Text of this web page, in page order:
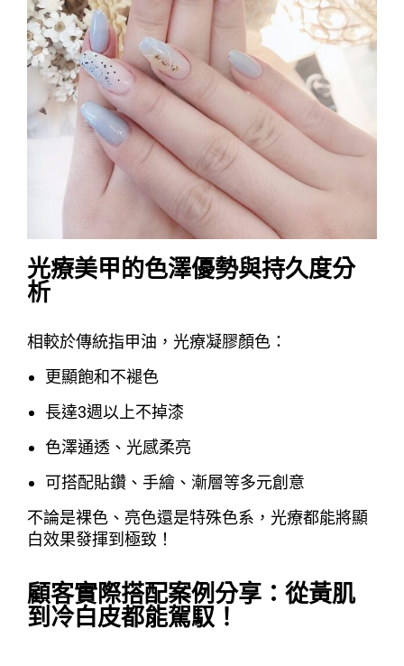
光療美甲的色澤優勢與持久度分
析
相較於傳統指甲油，光療凝膠顏色：
更顯飽和不褪色
長達3週以上不掉漆
色澤通透、光感柔亮
可搭配貼鑽、手繪、漸層等多元創意
不論是裸色、亮色還是特殊色系，光療都能將顯
白效果發揮到極致！
顧客實際搭配案例分享：從黃肌
到冷白皮都能駕馭！